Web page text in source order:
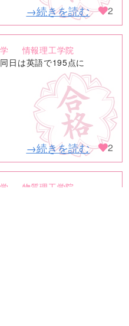
→続きを読む 2
情報理工学院
日は英語で195点に
→続きを読む 2
物質理工学院